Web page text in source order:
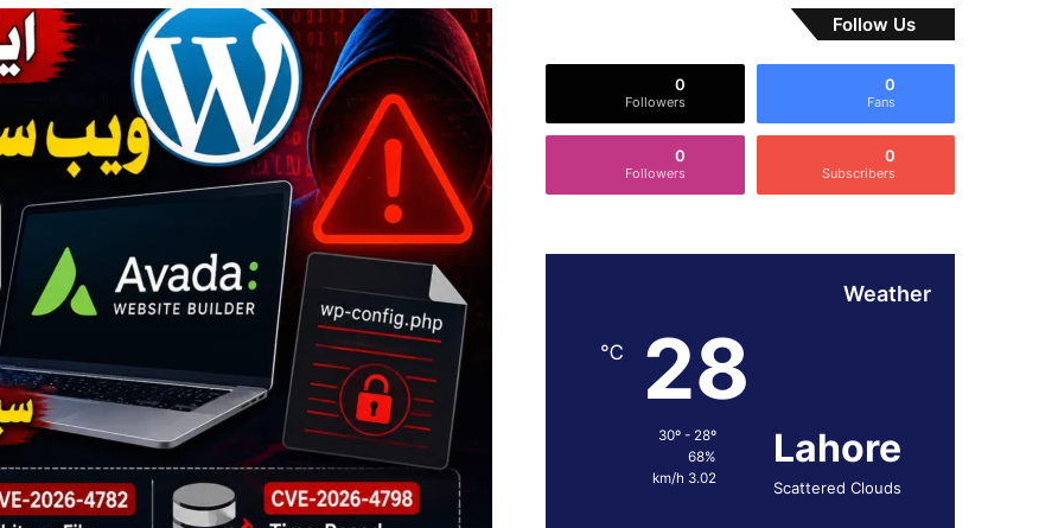
Follow Us
0
Fans
0
Followers
0
Subscribers
0
Followers
Weather
Lahore
Scattered Clouds
28
℃
30º - 28º
68%
3.02 km/h